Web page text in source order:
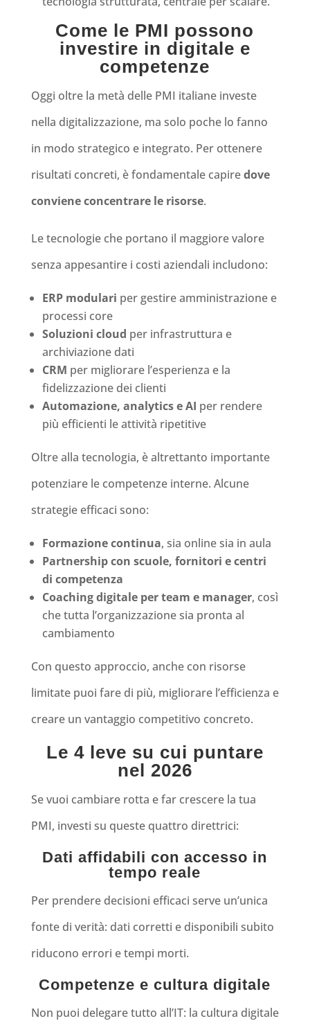
Come le PMI possono
investire in digitale e
competenze
Oggi oltre la metà delle PMI italiane investe
nella digitalizzazione, ma solo poche lo fanno
in modo strategico e integrato. Per ottenere
risultati concreti, è fondamentale capiredove
conviene concentrare le risorse.
Le tecnologie che portano il maggiore valore
senza appesantire i costi aziendali includono:
ERP modulari per gestire amministrazione e
processi core
Soluzioni cloud per infrastruttura e
archiviazione dati
CRM per migliorare l’esperienza e la
fidelizzazione dei clienti
Automazione, analytics e AI per rendere
più efficienti le attività ripetitive
Oltre alla tecnologia, è altrettanto importante
potenziare le competenze interne. Alcune
strategie efficaci sono:
Formazione continua, sia online sia in aula
Partnership con scuole, fornitori e centri
di competenza
Coaching digitale per team e manager, così
che tutta l’organizzazione sia pronta al
cambiamento
Con questo approccio, anche con risorse
limitate puoi fare di più, migliorare l’efficienza e
creare un vantaggio competitivo concreto.
Le 4 leve su cui puntare
nel 2026
Se vuoi cambiare rotta e far crescere la tua
PMI, investi su queste quattro direttrici:
Dati affidabili con accesso in
tempo reale
Per prendere decisioni efficaci serve un’unica
fonte di verità: dati corretti e disponibili subito
riducono errori e tempi morti.
Competenze e cultura digitale
Non puoi delegare tutto all’IT: la cultura digitale